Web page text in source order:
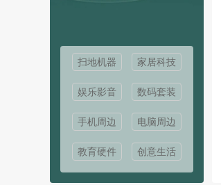
扫地机器 家居科技
娱乐影音 数码套装
手机周边 电脑周边
教育硬件 创意生活